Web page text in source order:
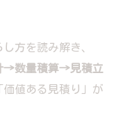
方を読み解き、
→数量積算→見積立
値ある見積り」が